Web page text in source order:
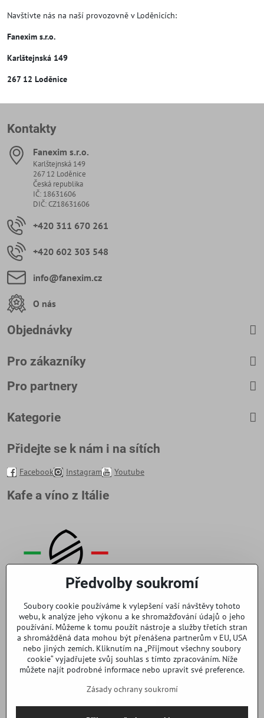
Navštivte nás na naší provozovně v Loděnicích:
Fanexim s.r.o.
Karlštejnská 149
267 12 Loděnice
Kontakty
Fanexim s​.r​.o​.
Karlštejnská 149
267 12 Loděnice
Česká republika
IČ: 18631606
DIČ: CZ18631606
+420 311 670 261
+420 602 303 548
info​@fanexim​.cz
O nás
Objednávky
Pro zákazníky
Pro partnery
Kategorie
Přidejte se k nám i na sítích
Facebook Instagram Youtube
Kafe a víno z Itálie
Předvolby soukromí
Soubory cookie používáme k vylepšení vaší návštěvy tohoto
webu, k analýze jeho výkonu a ke shromažďování údajů o jeho
používání. Můžeme k tomu použít nástroje a služby třetích stran
a shromážděná data mohou být přenášena partnerům v EU, USA
nebo jiných zemích. Kliknutím na „Přijmout všechny soubory
cookie“ vyjadřujete svůj souhlas s tímto zpracováním. Níže
můžete najít podrobné informace nebo upravit své preference.
Zásady ochrany soukromí